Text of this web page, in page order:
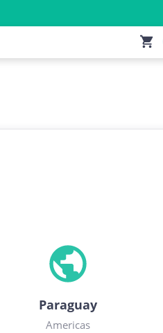
Paraguay
Americas